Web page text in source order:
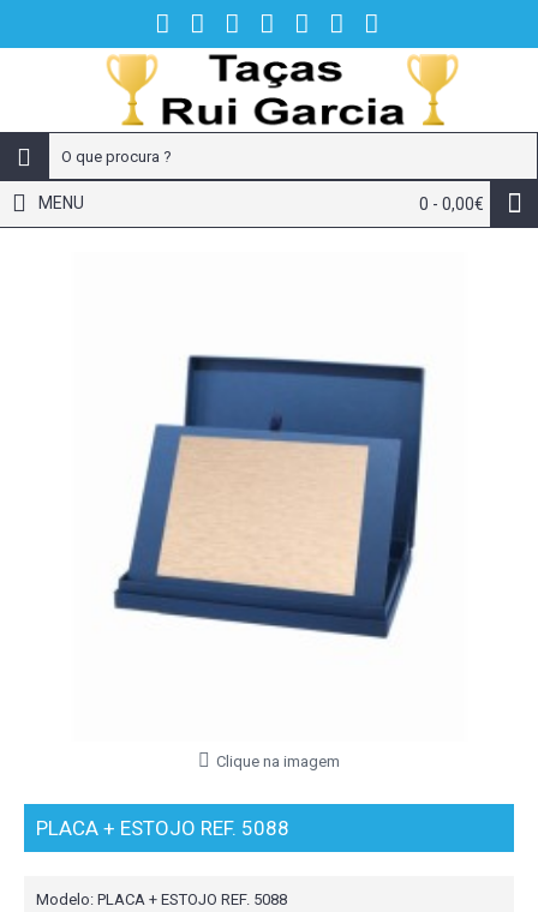
0 - 0,00€
MENU
Clique na imagem
PLACA + ESTOJO REF. 5088
Modelo: PLACA + ESTOJO REF. 5088